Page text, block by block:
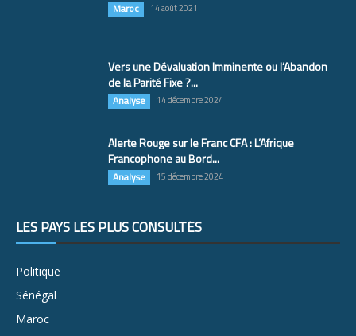
Maroc 14 août 2021
Vers une Dévaluation Imminente ou l’Abandon
de la Parité Fixe ?...
Analyse 14 décembre 2024
Alerte Rouge sur le Franc CFA : L’Afrique
Francophone au Bord...
Analyse 15 décembre 2024
LES PAYS LES PLUS CONSULTÉS
Politique
Sénégal
Maroc